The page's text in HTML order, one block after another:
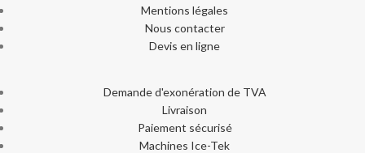
Mentions légales
Nous contacter
Devis en ligne
Demande d'exonération de TVA
Livraison
Paiement sécurisé
Machines Ice-Tek